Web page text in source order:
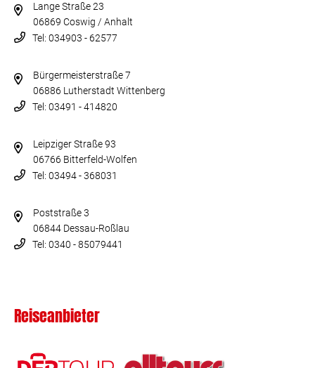
Lange Straße 23
06869 Coswig / Anhalt
Tel: 034903 - 62577
Bürgermeisterstraße 7
06886 Lutherstadt Wittenberg
Tel: 03491 - 414820
Leipziger Straße 93
06766 Bitterfeld-Wolfen
Tel: 03494 - 368031
Poststraße 3
06844 Dessau-Roßlau
Tel: 0340 - 85079441
Reiseanbieter